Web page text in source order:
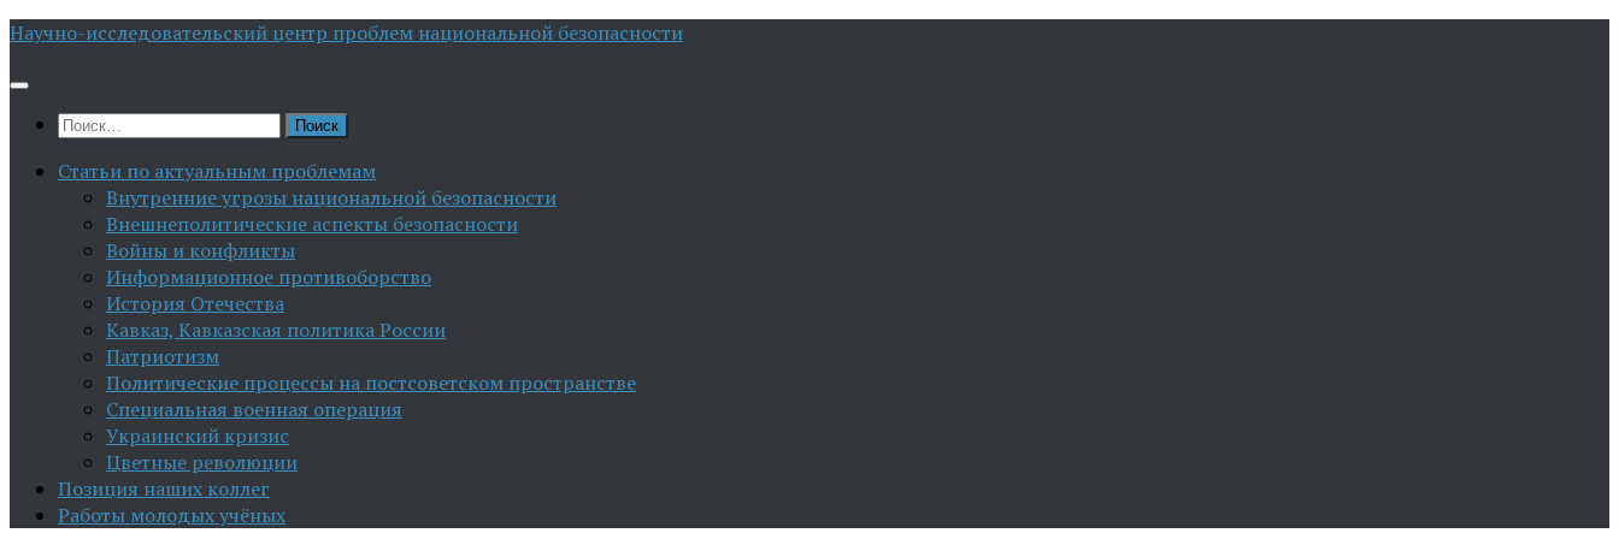
Перейти
содержимому
Научно-исследовательский центр проблем национальной безопасности
Найти:
Статьи по актуальным проблемам
Внутренние угрозы национальной безопасности
Внешнеполитические аспекты безопасности
Войны и конфликты
Информационное противоборство
История Отечества
Кавказ, Кавказская политика России
Патриотизм
Политические процессы на постсоветском пространстве
Специальная военная операция
Украинский кризис
Цветные революции
Позиция наших коллег
Работы молодых учёных